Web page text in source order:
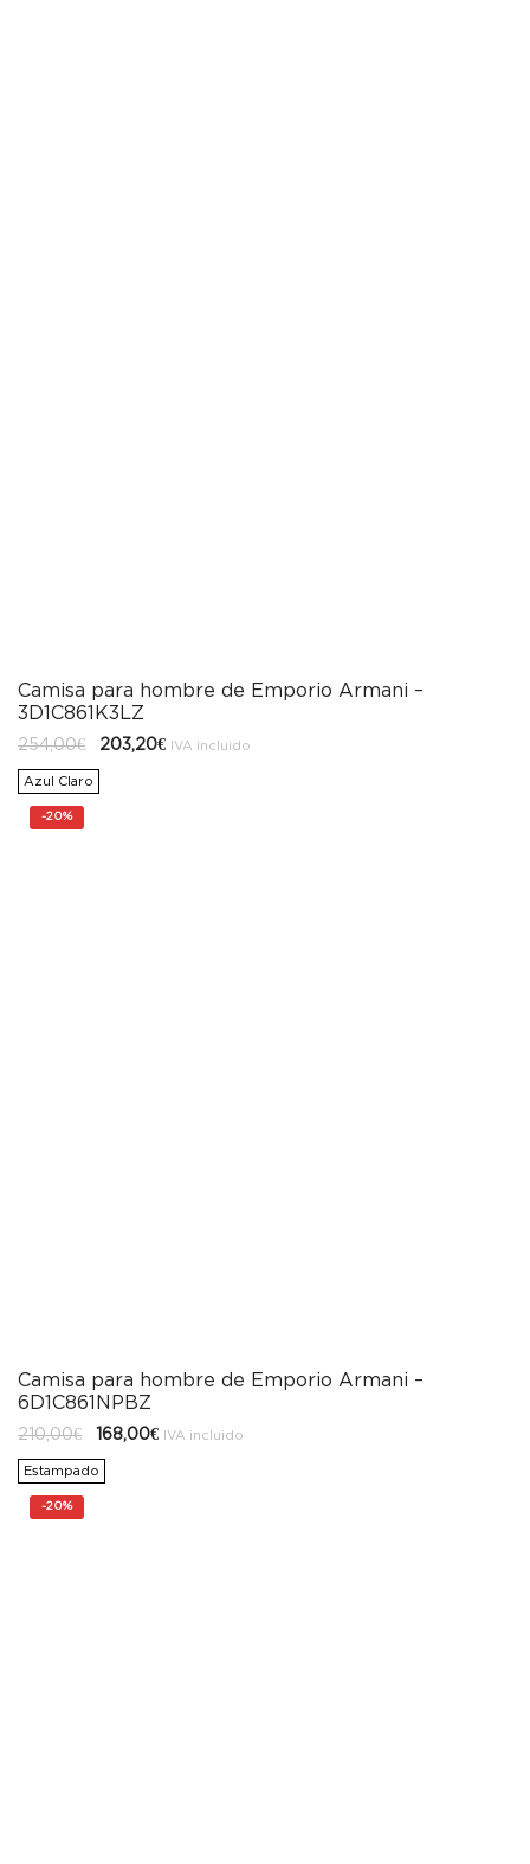
Camisa para hombre de Emporio Armani –
3D1C861K3LZ
254,00€
El
original
era:
203,20€ElIVA incluido
Azul Claro
-20%
Camisa para hombre de Emporio Armani –
6D1C861NPBZ
210,00€
El
original
era:
168,00€ElIVA incluido
Estampado
-20%